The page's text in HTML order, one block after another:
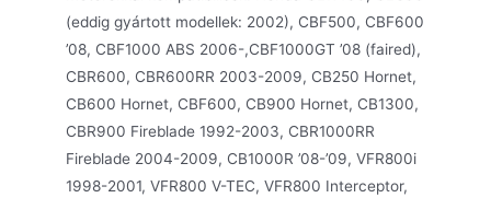
(eddig gyártott modellek: 2002), CBF500, CBF600
’08, CBF1000 ABS 2006-,CBF1000GT ’08 (faired),
CBR600, CBR600RR 2003-2009, CB250 Hornet,
CB600 Hornet, CBF600, CB900 Hornet, CB1300,
CBR900 Fireblade 1992-2003, CBR1000RR
Fireblade 2004-2009, CB1000R ’08-’09, VFR800i
1998-2001, VFR800 V-TEC, VFR800 Interceptor,